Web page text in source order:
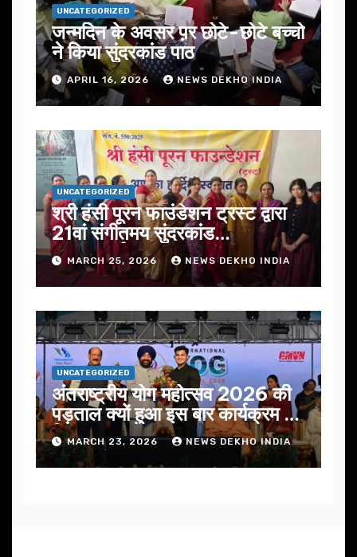
UNCATEGORIZED
जन्मदिन के अवसर प़र छोटे-छोटे बच्चो
ने किया सुंदरकांड पाठ
APRIL 16, 2026 NEWS DEKHO INDIA
UNCATEGORIZED
श्री हंसी पूरन फाउंडेशन ट्रस्ट द्वारा
21वां संगीतमय सुंदरकांड
सफलतापूर्वक संपन्न
MARCH 25, 2026 NEWS DEKHO INDIA
UNCATEGORIZED
अंतराष्ट्रीय योग महोत्सव 2026 की
पड़ताल क्यों हुआ इस बार कार्यक्रम में
निखार
MARCH 23, 2026 NEWS DEKHO INDIA